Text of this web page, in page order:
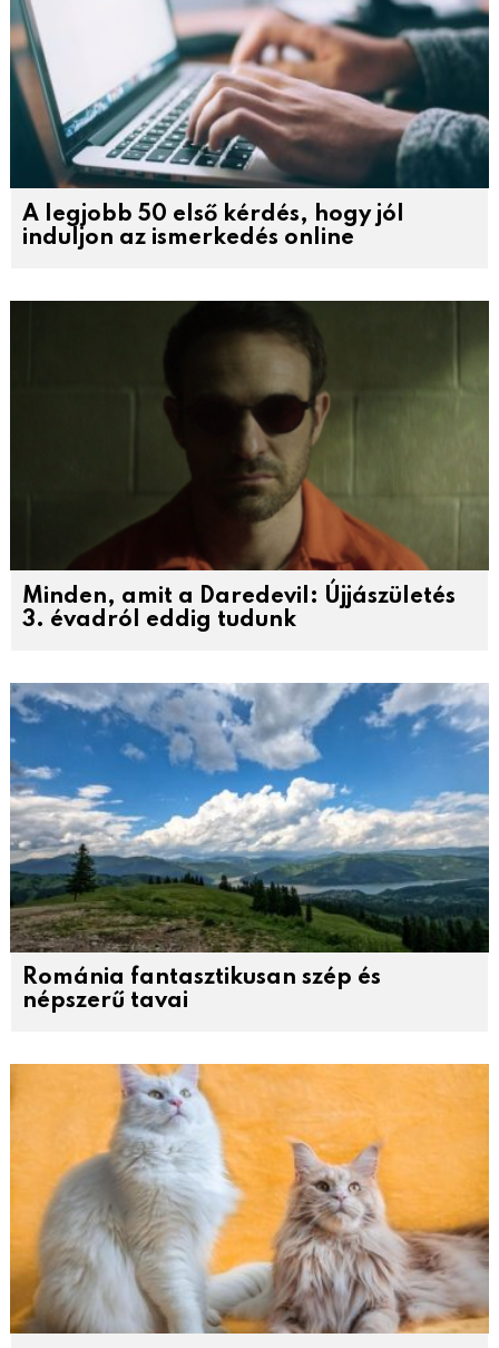
A legjobb 50 első kérdés, hogy jól
induljon az ismerkedés online
Minden, amit a Daredevil: Újjászületés
3. évadról eddig tudunk
Románia fantasztikusan szép és
népszerű tavai